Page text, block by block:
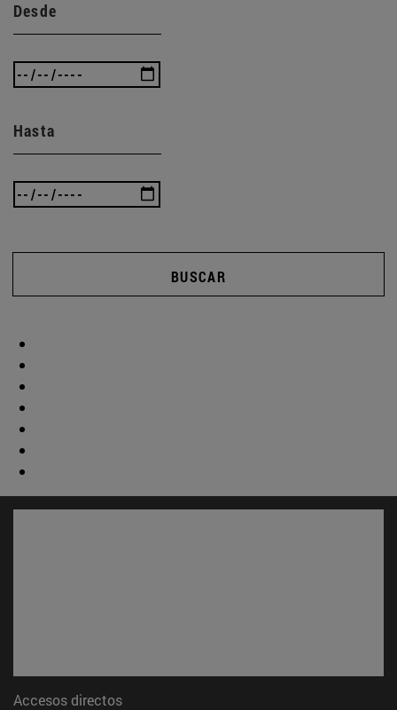
Desde
Hasta
BUSCAR
Accesos directos